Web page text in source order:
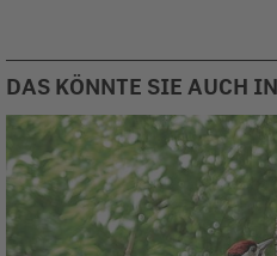
DAS KÖNNTE SIE AUCH